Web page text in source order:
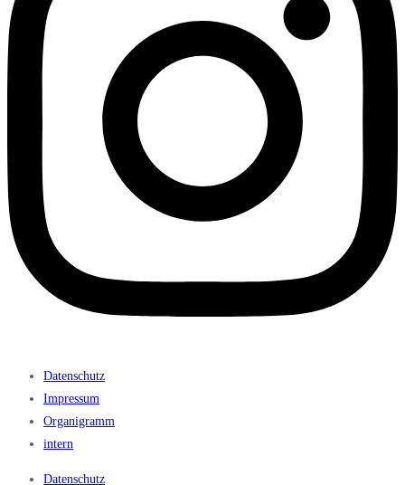
Datenschutz
Impressum
Organigramm
intern
Datenschutz